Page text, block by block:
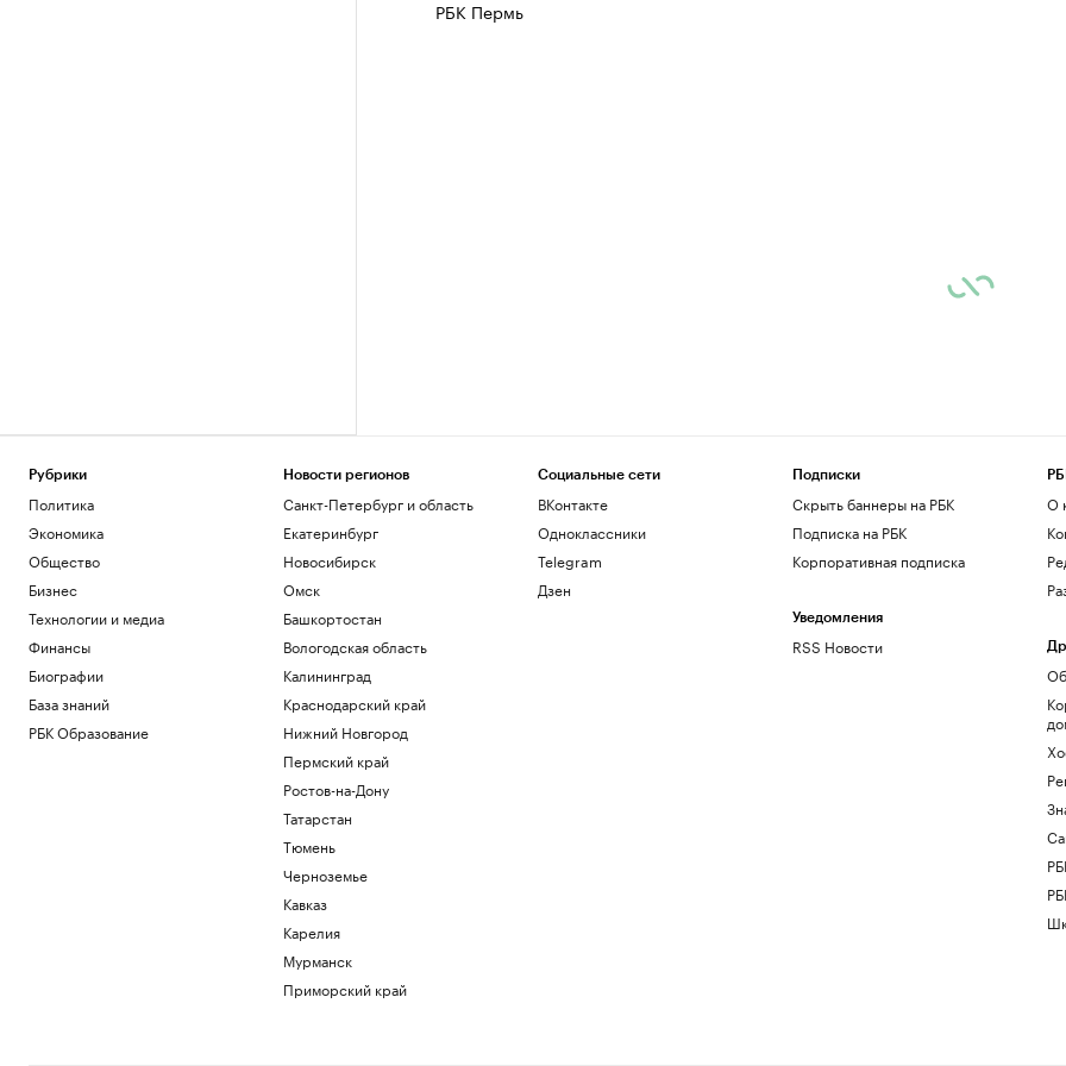
РБК Пермь
Рубрики
Политика
Экономика
Общество
Бизнес
Технологии и медиа
Финансы
Биографии
База знаний
РБК Образование
Новости регионов
Санкт-Петербург и область
Екатеринбург
Новосибирск
Омск
Башкортостан
Вологодская область
Калининград
Краснодарский край
Нижний Новгород
Пермский край
Ростов-на-Дону
Татарстан
Тюмень
Черноземье
Кавказ
Карелия
Мурманск
Приморский край
Социальные сети
ВКонтакте
Одноклассники
Telegram
Дзен
Подписки
Скрыть баннеры на РБК
Подписка на РБК
Корпоративная подписка
Уведомления
RSS Новости
О